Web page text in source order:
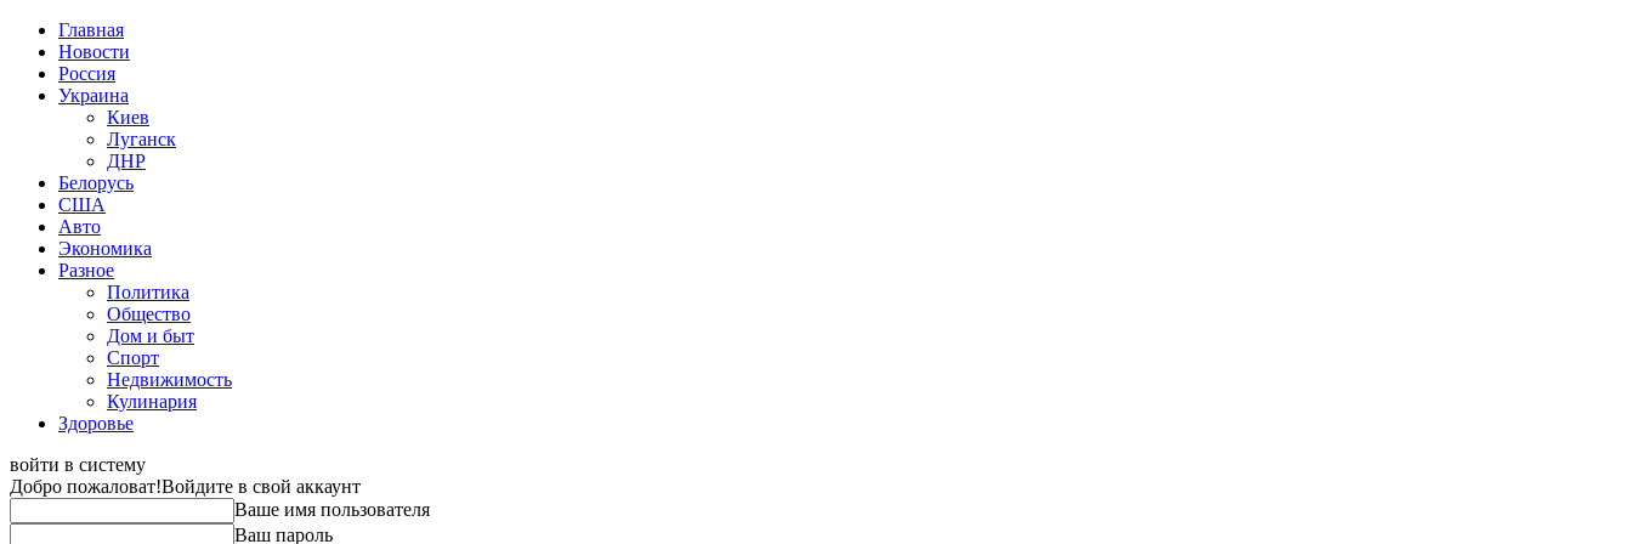
Главная
Новости
Россия
Украина
Киев
Луганск
ДНР
Белорусь
США
Авто
Экономика
Разное
Политика
Общество
Дом и быт
Спорт
Недвижимость
Кулинария
Здоровье
войти в систему
Добро пожаловат!Войдите в свой аккаунт
Ваше имя пользователя
Ваш пароль